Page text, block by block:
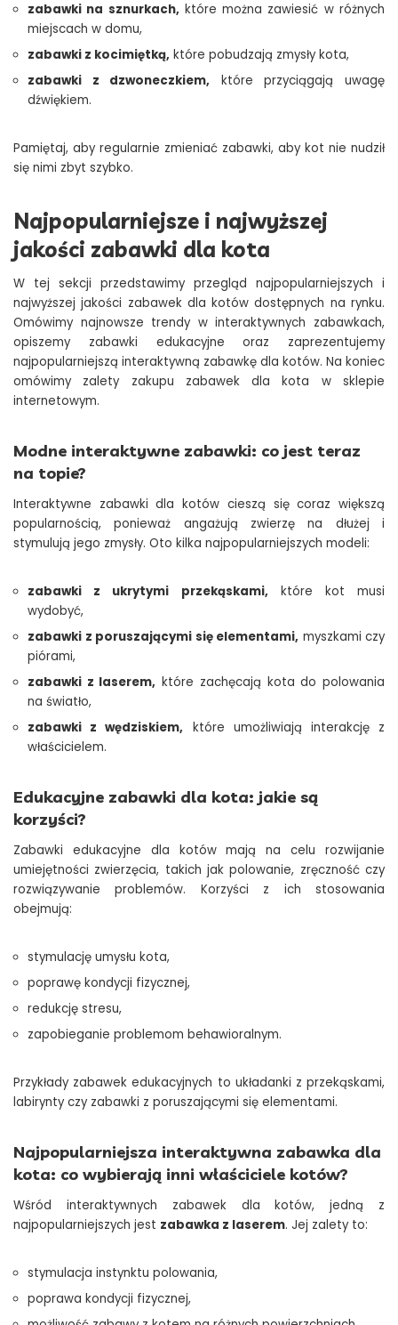
zabawki na sznurkach, które można zawiesić w różnych
miejscach w domu,
zabawki z kocimiętką, które pobudzają zmysły kota,
zabawki z dzwoneczkiem, które przyciągają uwagę
dźwiękiem.
Pamiętaj, aby regularnie zmieniać zabawki, aby kot nie nudził
się nimi zbyt szybko.
Najpopularniejsze i najwyższej
jakości zabawki dla kota
W tej sekcji przedstawimy przegląd najpopularniejszych i
najwyższej jakości zabawek dla kotów dostępnych na rynku.
Omówimy najnowsze trendy w interaktywnych zabawkach,
opiszemy zabawki edukacyjne oraz zaprezentujemy
najpopularniejszą interaktywną zabawkę dla kotów. Na koniec
omówimy zalety zakupu zabawek dla kota w sklepie
internetowym.
Modne interaktywne zabawki: co jest teraz
na topie?
Interaktywne zabawki dla kotów cieszą się coraz większą
popularnością, ponieważ angażują zwierzę na dłużej i
stymulują jego zmysły. Oto kilka najpopularniejszych modeli:
zabawki z ukrytymi przekąskami, które kot musi
wydobyć,
zabawki z poruszającymi się elementami, myszkami czy
piórami,
zabawki z laserem, które zachęcają kota do polowania
na światło,
zabawki z wędziskiem, które umożliwiają interakcję z
właścicielem.
Edukacyjne zabawki dla kota: jakie są
korzyści?
Zabawki edukacyjne dla kotów mają na celu rozwijanie
umiejętności zwierzęcia, takich jak polowanie, zręczność czy
rozwiązywanie problemów. Korzyści z ich stosowania
obejmują:
stymulację umysłu kota,
poprawę kondycji fizycznej,
redukcję stresu,
zapobieganie problemom behawioralnym.
Przykłady zabawek edukacyjnych to układanki z przekąskami,
labirynty czy zabawki z poruszającymi się elementami.
Najpopularniejsza interaktywna zabawka dla
kota: co wybierają inni właściciele kotów?
Wśród interaktywnych zabawek dla kotów, jedną z
najpopularniejszych jest zabawka z laserem. Jej zalety to:
stymulacja instynktu polowania,
poprawa kondycji fizycznej,